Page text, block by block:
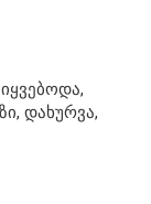
დახურვა,